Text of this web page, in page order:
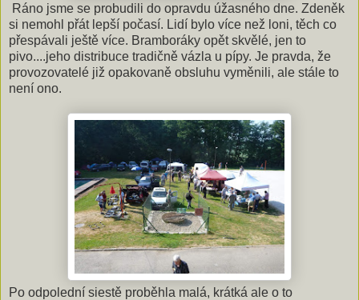
Ráno jsme se probudili do opravdu úžasného dne. Zdeněk
si nemohl přát lepší počasí. Lidí bylo více než loni, těch co
přespávali ještě více. Bramboráky opět skvělé, jen to
pivo....jeho distribuce tradičně vázla u pípy. Je pravda, že
provozovatelé již opakovaně obsluhu vyměnili, ale stále to
není ono.
Po odpolední siestě proběhla malá, krátká ale o to